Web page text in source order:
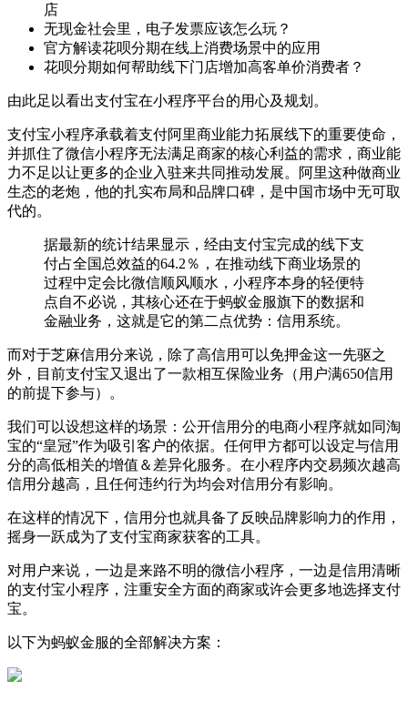
店
无现金社会里，电子发票应该怎么玩？
官方解读花呗分期在线上消费场景中的应用
花呗分期如何帮助线下门店增加高客单价消费者？
由此足以看出支付宝在小程序平台的用心及规划。
支付宝小程序承载着支付阿里商业能力拓展线下的重要使命，
并抓住了微信小程序无法满足商家的核心利益的需求，商业能
力不足以让更多的企业入驻来共同推动发展。阿里这种做商业
生态的老炮，他的扎实布局和品牌口碑，是中国市场中无可取
代的。
据最新的统计结果显示，经由支付宝完成的线下支
付占全国总效益的64.2％，在推动线下商业场景的
过程中定会比微信顺风顺水，小程序本身的轻便特
点自不必说，其核心还在于蚂蚁金服旗下的数据和
金融业务，这就是它的第二点优势：信用系统。
而对于芝麻信用分来说，除了高信用可以免押金这一先驱之
外，目前支付宝又退出了一款相互保险业务（用户满650信用
的前提下参与）。
我们可以设想这样的场景：公开信用分的电商小程序就如同淘
宝的“皇冠”作为吸引客户的依据。任何甲方都可以设定与信用
分的高低相关的增值＆差异化服务。在小程序内交易频次越高
信用分越高，且任何违约行为均会对信用分有影响。
在这样的情况下，信用分也就具备了反映品牌影响力的作用，
摇身一跃成为了支付宝商家获客的工具。
对用户来说，一边是来路不明的微信小程序，一边是信用清晰
的支付宝小程序，注重安全方面的商家或许会更多地选择支付
宝。
以下为蚂蚁金服的全部解决方案：